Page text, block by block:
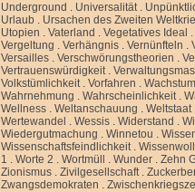
Underground . Universalität.
Urlaub . Ursachen des Zweiten
Utopien .Vaterland .Vegetatives Ideal
Vergeltung .Verhängnis .Vernünfteln .
Versailles .Verschwörungstheorien .
Vertrauenswürdigkeit.
Volkstümlichkeit.Vorfahren .
Wahrnehmung .Wahrscheinlichkeit.
Wellness .Weltanschauung .Weltstaat
Wertewandel .Wessis .Widerstand .
Wiedergutmachung .Winnetou .
Wissenschaftsfeindlichkeit.
1 .Worte 2 .Wortmüll .Wunder .Zehn
Zionismus .Zivilgesellschaft.
Zwangsdemokraten .